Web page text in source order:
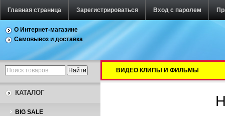
Главная страница Зарегистрироваться Вход с паролем
О Интернет-магазине
Самовывоз и доставка
КАТАЛОГ
BIG SALE
ВИДЕО КЛИПЫ И ФИЛЬМЫ